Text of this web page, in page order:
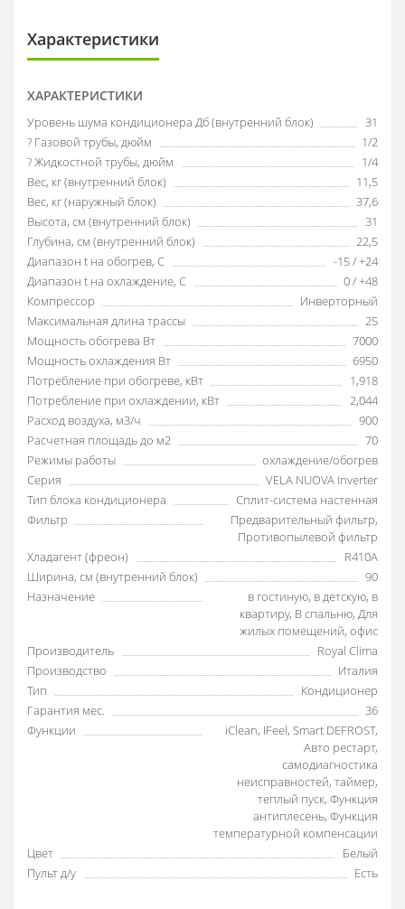
Характеристики
ХАРАКТЕРИСТИКИ
Уровень шума кондиционера Дб (внутренний блок)
31
? Газовой трубы, дюйм
1/2
? Жидкостной трубы, дюйм
1/4
Вес, кг (внутренний блок)
11,5
Вес, кг (наружный блок)
37,6
Высота, см (внутренний блок)
31
Глубина, см (внутренний блок)
22,5
Диапазон t на обогрев, С
-15 / +24
Диапазон t на охлаждение, С
0 / +48
Компрессор
Инверторный
Максимальная длина трассы
25
Мощность обогрева Вт
7000
Мощность охлаждения Вт
6950
Потребление при обогреве, кВт
1,918
Потребление при охлаждении, кВт
2,044
Расход воздуха, м3/ч
900
Расчетная площадь до м2
70
Режимы работы
охлаждение/обогрев
Серия
VELA NUOVA Inverter
Тип блока кондиционера
Сплит-система настенная
Фильтр
Предварительный фильтр,
Противопылевой фильтр
Хладагент (фреон)
R410A
Ширина, см (внутренний блок)
90
Назначение
в гостиную, в детскую, в
квартиру, В спальню, Для
жилых помещений, офис
Производитель
Royal Clima
Производство
Италия
Тип
Кондиционер
Гарантия мес.
36
Функции
iClean, IFeel, Smart DEFROST,
Авто рестарт,
самодиагностика
неисправностей, таймер,
теплый пуск, Функция
антиплесень, Функция
температурной компенсации
Цвет
Белый
Пульт д/у
Есть